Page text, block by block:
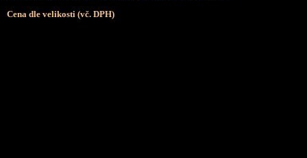
Cena dle velikosti (vč. DPH)